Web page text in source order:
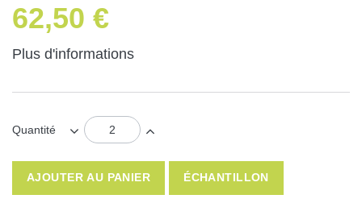
62,50 €
Plus d'informations
Quantité
AJOUTER AU PANIER ÉCHANTILLON